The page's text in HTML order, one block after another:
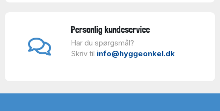
Personlig kundeservice
Har du spørgsmål?
Skriv til info@hyggeonkel.dk